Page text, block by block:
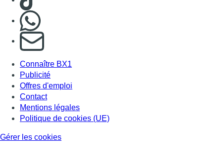
S'abonner à notre newsletter
Connaître BX1
Publicité
Offres d'emploi
Contact
Mentions légales
Politique de cookies (UE)
Gérer les cookies